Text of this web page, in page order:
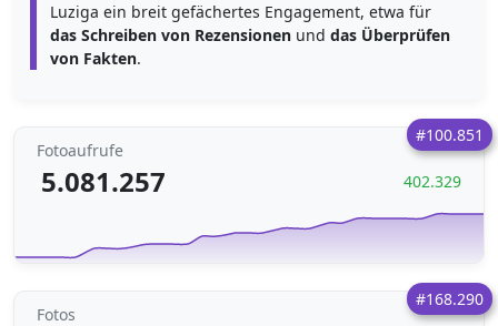
Luziga ein breit gefächertes Engagement, etwa für
das Schreiben von Rezensionen und das Überprüfen
von Fakten.
#100.851
Fotoaufrufe
5.081.257 402.329
#168.290
Fotos